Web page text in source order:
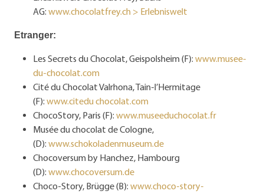
AG: www.chocolatfrey.ch > Erlebniswelt
Etranger:
Les Secrets du Chocolat, Geispolsheim (F): www.musee-
du-chocolat.com
Cité du Chocolat Valrhona, Tain-l’Hermitage
(F): www.citedu chocolat.com
ChocoStory, Paris (F): www.museeduchocolat.fr
Musée du chocolat de Cologne,
(D): www.schokoladenmuseum.de
Chocoversum by Hanchez, Hambourg
(D): www.chocoversum.de
Choco-Story, Brügge (B): www.choco-story-